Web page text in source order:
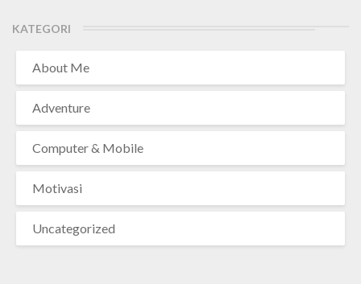
KATEGORI
About Me
Adventure
Computer & Mobile
Motivasi
Uncategorized